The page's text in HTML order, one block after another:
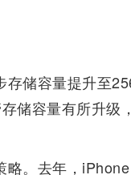
储容量提升至
储容量有所升级
。去年，